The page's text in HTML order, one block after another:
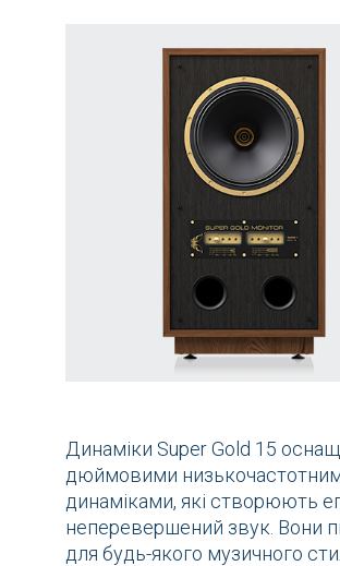
Динаміки Super Gold 15
дюймовими
динаміками, які створюють
неперевершений звук. Вони
для будь-якого музичного